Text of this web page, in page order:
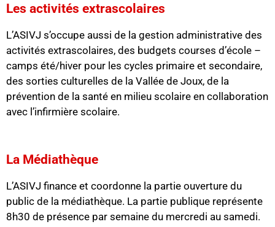
Les activités extrascolaires
L’ASIVJ s’occupe aussi de la gestion administrative des
activités extrascolaires, des budgets courses d’école –
camps été/hiver pour les cycles primaire et secondaire,
des sorties culturelles de la Vallée de Joux, de la
prévention de la santé en milieu scolaire en collaboration
avec l’infirmière scolaire.
La Médiathèque
L’ASIVJ finance et coordonne la partie ouverture du
public de la médiathèque. La partie publique représente
8h30 de présence par semaine du mercredi au samedi.